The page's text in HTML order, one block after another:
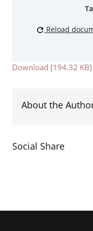
Reload
Download [194.32 KB]
About the
Social Share